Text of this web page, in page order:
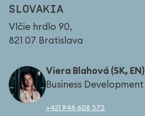
SLOVAKIA
Vlčie hrdlo 90,
821 07 Bratislava
Viera Blahová (SK, EN)
Business Development
+421 948 608 373